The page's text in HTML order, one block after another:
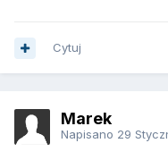
Cytuj
Marek
Napisano 29